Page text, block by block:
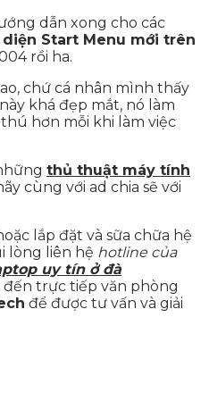
dẫn xong cho các
Start Menu mới trên
rồi ha.
chứ cá nhân mình thấy
khá đẹp mắt, nó làm
hơn mỗi khi làm việc
thủ thuật máy tính
cùng với ad chia sẽ với
lắp đặt và sữa chữa hệ
lòng liên hệ hotline của
uy tín ở đà
đến trực tiếp văn phòng
để được tư vấn và giải